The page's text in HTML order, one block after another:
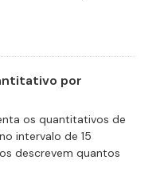
por
os quantitativos de
intervalo de 15
descrevem quantos